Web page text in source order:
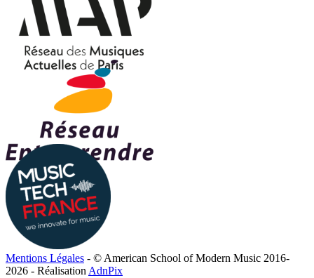
Mentions Légales - © American School of Modern Music 2016-
2026 - Réalisation AdnPix